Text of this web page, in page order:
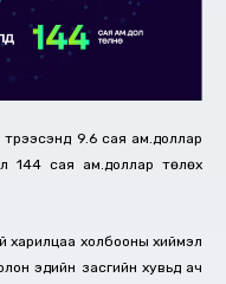
9.6 сая ам.доллар
144 сая ам.доллар төлөх
харилцаа холбооны хиймэл
эдийн засгийн хувьд ач